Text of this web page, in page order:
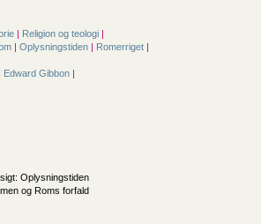
| Religion og teologi |
| Oplysningstiden | Romerriget |
Edward Gibbon |
Oplysningstiden
og Roms forfald